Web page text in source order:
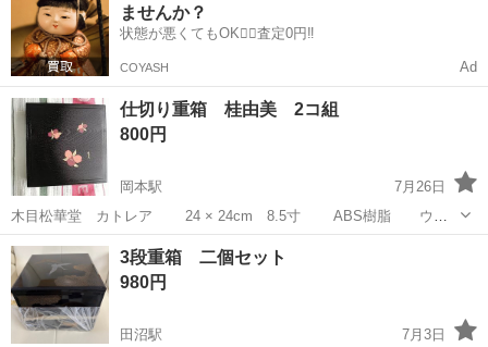
ませんか？
状態が悪くてもOK🙆‍♀️査定0円‼️
COYASH Ad
仕切り重箱 桂由美 2コ組
800円
岡本駅
7月26日
木目松華堂 カトレア 24 × 24cm 8.5寸 ABS樹脂 ウレ
タン塗装 数度お正月に使用し保管しておりました。 家族も少人数にな
り使う機会もなくなりましたので、使って下さる方に。 おせち料理、
お花見弁当...
栃木 宇都宮市 岡本駅 年中行事用品
3段重箱 二個セット
980円
田沼駅
7月3日